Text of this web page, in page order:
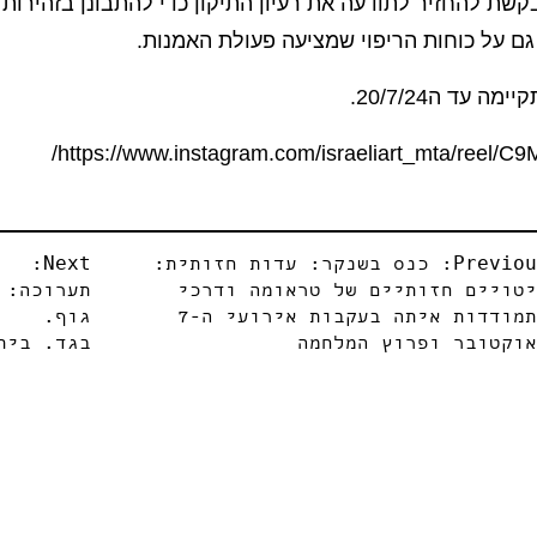
על כוחות הריפוי שמציעה פעולת האמנות.
עד ה20/7/24.
https://www.instagram.com/israeliart_mta/reel/
כנס בשנקר: עדות חזותית:
חזותיים של טראומה ודרכי
התמודדות איתה בעקבות אירועי ה-7
ופרוץ המלחמה
Next:
תערוכה:
גוף.
בגד.